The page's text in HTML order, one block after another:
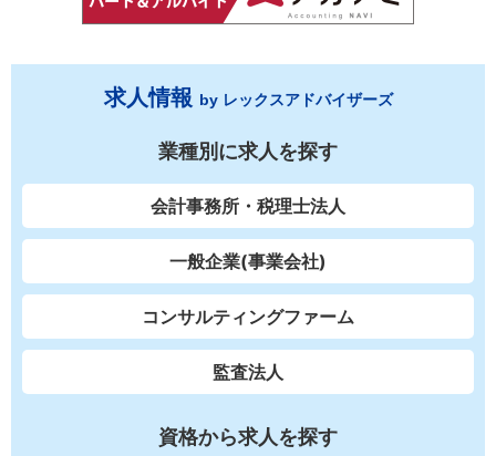
求人情報 by レックスアドバイザーズ
業種別に求人を探す
会計事務所・税理士法人
一般企業(事業会社)
コンサルティングファーム
監査法人
資格から求人を探す